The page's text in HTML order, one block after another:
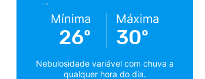
Mínima
26º
Máxima
30º
Nebulosidade variável com chuva a
qualquer hora do dia.